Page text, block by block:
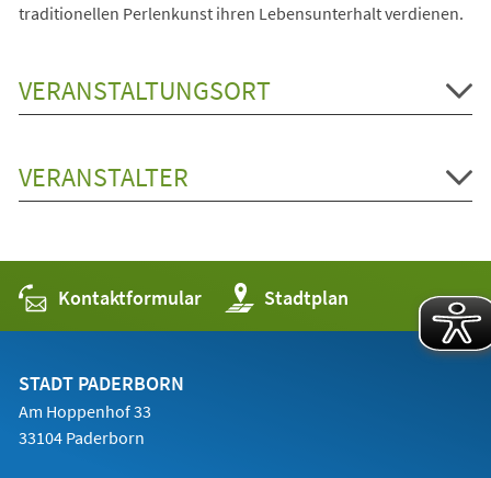
traditionellen Perlenkunst ihren Lebensunterhalt verdienen.
VERANSTALTUNGSORT
VERANSTALTER
Kontaktformular Stadtplan
(Öffnet
in
einem
STADT PADERBORN
Am Hoppenhof 33
33104 Paderborn